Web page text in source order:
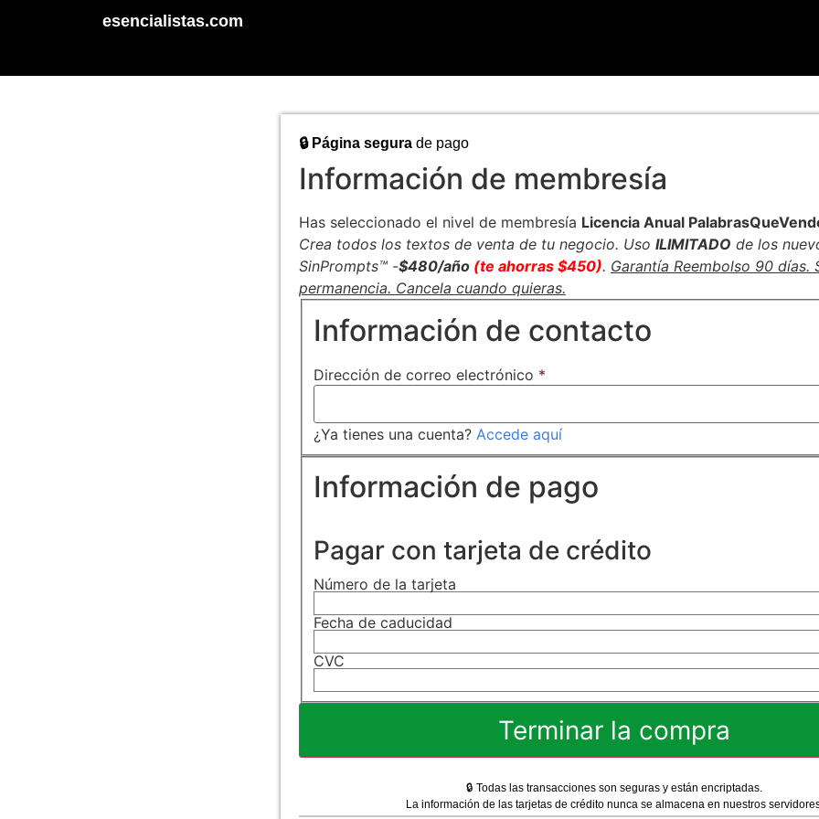
esencialistas.com
🔒 Página segura de pago
Información de membresía
Has seleccionado el nivel de membresía Licencia Anual
Crea todos los textos de venta de tu negocio. Uso ILIMITADO de los
SinPrompts™ -$480/año (te ahorras $450). Garantía Reembolso 90 días.
permanencia. Cancela cuando quieras.
Información de contacto
Dirección de correo electrónico *
¿Ya tienes una cuenta? Accede aquí
Información de pago
Pagar con tarjeta de crédito
Número de la tarjeta
Fecha de caducidad
CVC
🔒 Todas las transacciones son seguras y están encriptadas.
La información de las tarjetas de crédito nunca se almacena en nuestros